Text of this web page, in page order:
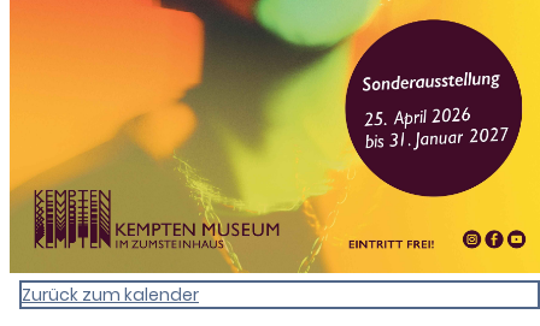
Zurück zum kalender